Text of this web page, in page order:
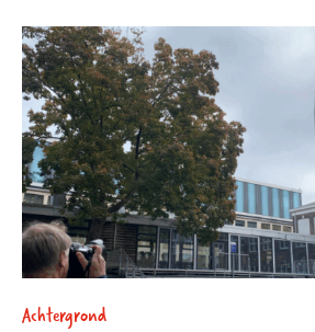
Achtergrond